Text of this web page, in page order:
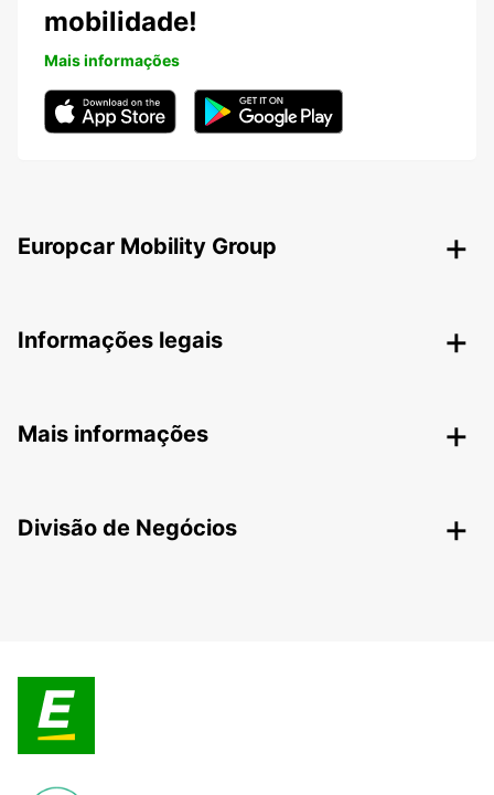
mobilidade!
Mais informações
Europcar Mobility Group
Informações legais
Mais informações
Divisão de Negócios